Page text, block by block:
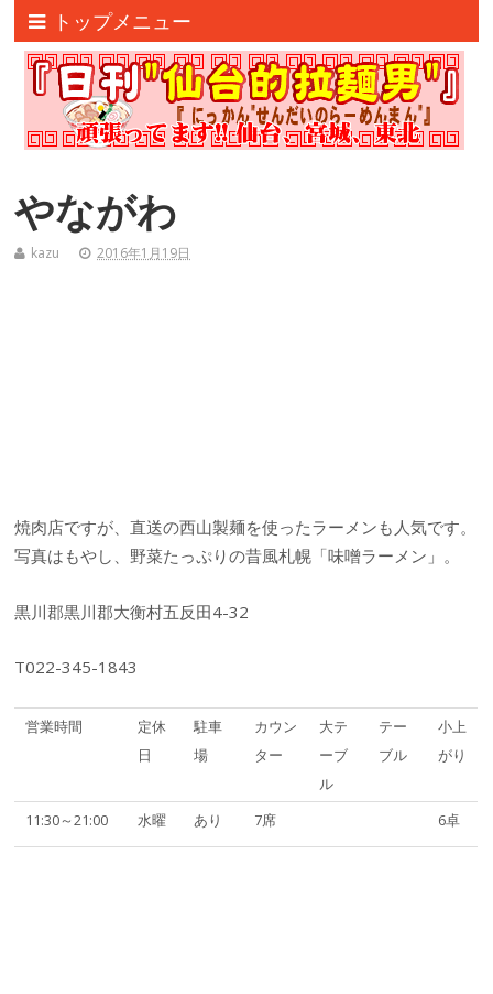
トップメニュー
やながわ
kazu 2016年1月19日
焼肉店ですが、直送の西山製麺を使ったラーメンも人気です。
写真はもやし、野菜たっぷりの昔風札幌「味噌ラーメン」。
黒川郡黒川郡大衡村五反田4-32
T022-345-1843
営業時間
定休
日
駐車
場
カウン
ター
大テ
ーブ
ル
テー
ブル
小上
がり
11:30～21:00 水曜 あり 7席 6卓